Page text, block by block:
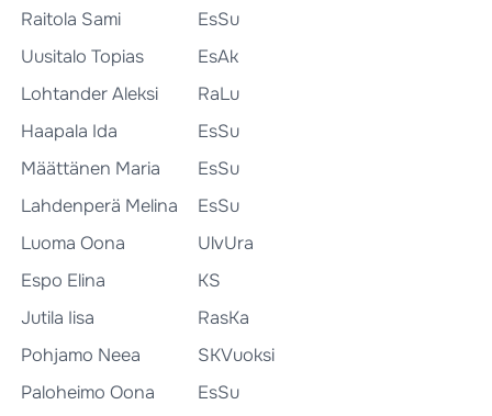
Raitola Sami
EsSu
Uusitalo Topias
EsAk
Lohtander Aleksi
RaLu
Haapala Ida
EsSu
Määttänen Maria
EsSu
Lahdenperä Melina
EsSu
Luoma Oona
UlvUra
Espo Elina
KS
Jutila Iisa
RasKa
Pohjamo Neea
SKVuoksi
Paloheimo Oona
EsSu